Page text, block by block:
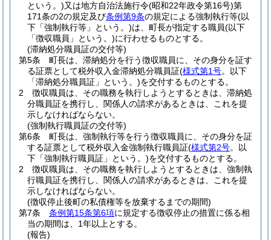
という。)又は地方自治法施行令(昭和22年政令第16号)第
171条の2の規定及び条例第9条の規定による強制執行等(以
下「強制執行等」という。)は、町長が指定する職員(以下
「徴収職員」という。)に行わせるものとする。
(滞納処分職員証の交付等)
第5条
町長は、滞納処分を行う徴収職員に、その身分を証す
る証票として税外収入金滞納処分職員証(様式第1号。以下
「滞納処分職員証」という。)を交付するものとする。
2
徴収職員は、その職務を執行しようとするときは、滞納処
分職員証を携行し、関係人の請求があるときは、これを提
示しなければならない。
(強制執行職員証の交付等)
第6条
町長は、強制執行等を行う徴収職員に、その身分を証
する証票として税外収入金強制執行職員証(様式第2号。以
下「強制執行職員証」という。)を交付するものとする。
2
徴収職員は、その職務を執行しようとするときは、強制執
行職員証を携行し、関係人の請求があるときは、これを提
示しなければならない。
(徴収停止後町の私債権等を放棄するまでの期間)
第7条
条例第15条第6項に規定する徴収停止の措置に係る相
当の期間は、1年以上とする。
(報告)